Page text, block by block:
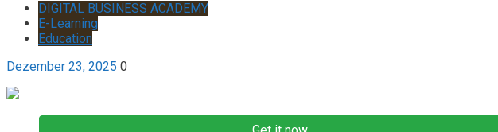
DIGITAL BUSINESS ACADEMY
E-Learning
Education
Dezember 23, 2025 0